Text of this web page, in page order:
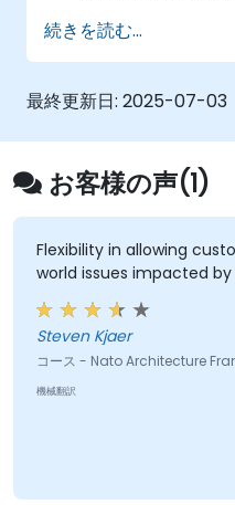
ャコンポーネント
Sparx Enterprise
を用いてNAF準拠
続きを読む...
最終更新日: 2025-07-03
お客様の声(1)
Flexibility in allowing
world issues impacted
Steven Kjaer
コース - Nato Architecture
機械翻訳